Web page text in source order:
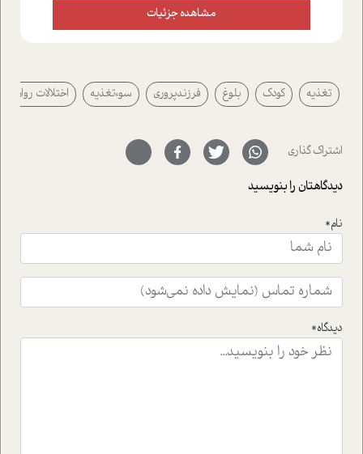
علیخواه، جامعه شناس در بخش های مختلف تلاش کرده ایم
از دریچه های گوناگون به این موضوع مهم بپردازیم.فصل
پیرامون آن آشنا می کند.در بخش دو فنجان داغ به سراغ افرادی
رفته ایم که موفقیت را در عمل به اثبات رسانده اند؛ سید
حمیدرضا محتشمی که بیست و پنجمین سال فعالیت حرفه
سر نهاده است و نیز کرامت عزیز زاده؛ سفیر صلح و دوستی که
با رکاب زدن در بیش از هفتاد کشور و کاشتن درخت، به نماد
حمایت از محیط زیست و منابع طبیعی تبدیل گشته
است.فصل روایت اجنبی ها در این شماره به دو موضوع
ای که به زندگی شگفت انگیز جین گودال و تاثیرات کاوش های
ایشان در حوزه ی شامپانزه ها بر زندگی امروزی ما نگاهی
افکنده است.فصل اتاق 333 شما را پای صحبت یک تجربه ی
واقعی در ارتباط با اختلال شخصیت اسکزوئید و مشکلات و نیز
راهکارهای حل آن قرار می دهد که در اتاق درمان اتفاق افتاده
موثرترین راهکارهای استفاده از هوش مصنوعی در حوزه های
مشاهده جزئیات
تغذیه کودک بلوغ فرزندپروری سوءتغذیه اختلالات روان
اشتراک گذاری
دیدگاهتان را بنویسید
نام*
دیدگاه*